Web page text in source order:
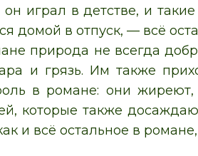
играл в детстве, и
домой в отпуск, — всё
природа не всегда
и грязь. Им также
в романе: они
которые также
и всё остальное в